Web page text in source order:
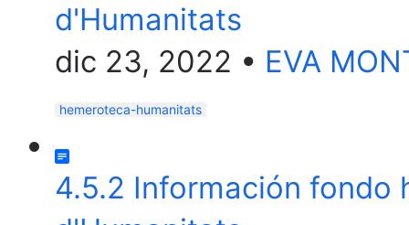
d'Humanitats
dic 23, 2022 • EVA
hemeroteca-humanitats
4.5.2 Información fondo